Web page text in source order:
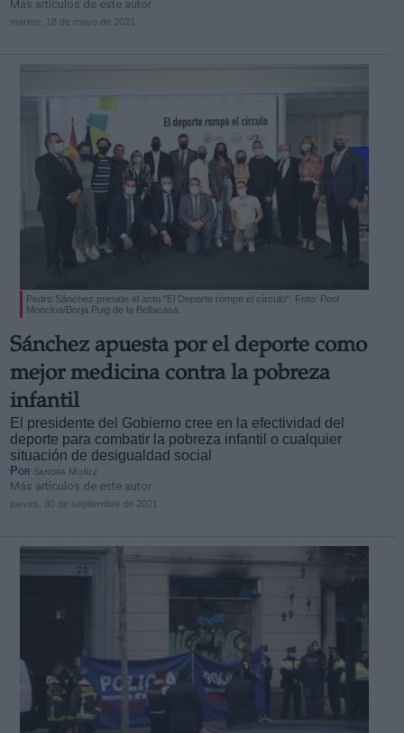
Más artículos de este autor
martes, 18 de mayo de 2021
Pedro Sánchez preside el acto "El Deporte rompe el círculo". Foto: Pool
Moncloa/Borja Puig de la Bellacasa
Sánchez apuesta por el deporte como
mejor medicina contra la pobreza
infantil
El presidente del Gobierno cree en la efectividad del
deporte para combatir la pobreza infantil o cualquier
situación de desigualdad social
Por Sandra Muñiz
Más artículos de este autor
jueves, 30 de septiembre de 2021